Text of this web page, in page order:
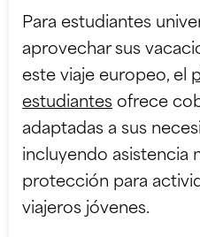
Para estudiantes
aprovechar sus
este viaje europeo, el
estudiantes ofrece
adaptadas a sus
incluyendo asistencia
protección para
viajeros jóvenes.